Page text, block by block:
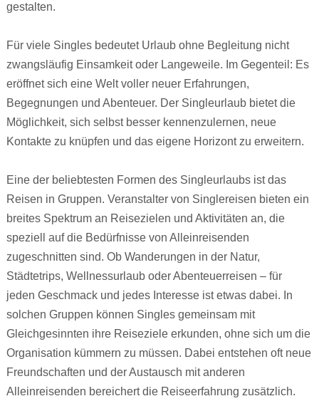
gestalten.
Für viele Singles bedeutet Urlaub ohne Begleitung nicht
zwangsläufig Einsamkeit oder Langeweile. Im Gegenteil: Es
eröffnet sich eine Welt voller neuer Erfahrungen,
Begegnungen und Abenteuer. Der Singleurlaub bietet die
Möglichkeit, sich selbst besser kennenzulernen, neue
Kontakte zu knüpfen und das eigene Horizont zu erweitern.
Eine der beliebtesten Formen des Singleurlaubs ist das
Reisen in Gruppen. Veranstalter von Singlereisen bieten ein
breites Spektrum an Reisezielen und Aktivitäten an, die
speziell auf die Bedürfnisse von Alleinreisenden
zugeschnitten sind. Ob Wanderungen in der Natur,
Städtetrips, Wellnessurlaub oder Abenteuerreisen – für
jeden Geschmack und jedes Interesse ist etwas dabei. In
solchen Gruppen können Singles gemeinsam mit
Gleichgesinnten ihre Reiseziele erkunden, ohne sich um die
Organisation kümmern zu müssen. Dabei entstehen oft neue
Freundschaften und der Austausch mit anderen
Alleinreisenden bereichert die Reiseerfahrung zusätzlich.